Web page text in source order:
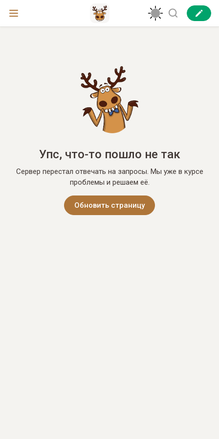
Упс, что-то пошло не так
Сервер перестал отвечать на запросы. Мы уже в курсе
проблемы и решаем её.
Обновить страницу